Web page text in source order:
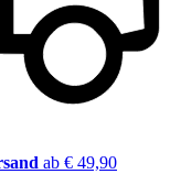
ab € 49,90